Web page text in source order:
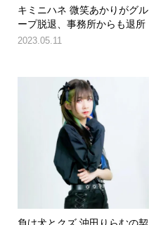
キミニハネ 微笑あかりがグル
ープ脱退、事務所からも退所
2023.05.11